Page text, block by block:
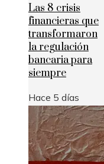
Las 8 crisis
financieras que
transformaron
la regulación
bancaria para
siempre
Hace 5 días